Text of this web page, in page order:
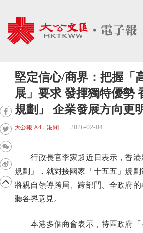
堅定信心/商界：把握「
展」要求 發揮獨特優勢
規劃」 企業發展方向更
大公報 A4：港聞 2026-02-04
行政長官李家超近日表示，香港
規劃」，就對接國家「十五五」規
將親自領導跨局、跨部門、全政府
聽各界意見。
本港多個商會表示，特區政府「